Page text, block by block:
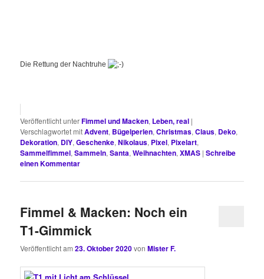
Die Rettung der Nachtruhe
Veröffentlicht unterFimmel und Macken, Leben, real |
Verschlagwortet mitAdvent, Bügelperlen,Christmas,Claus, Deko,
Dekoration, DIY,Geschenke,Nikolaus, Pixel, Pixelart,
Sammelfimmel,Sammeln,Santa,Weihnachten,XMAS |Schreibe
einen Kommentar
Fimmel & Macken: Noch ein
T1-Gimmick
Veröffentlicht am23. Oktober 2020vonMister F.